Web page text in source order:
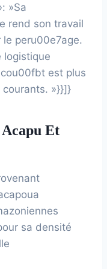
»Sa
rend son travail
peru00e7age.
logistique
est plus
»}}]}
Acapu Et
sa densité